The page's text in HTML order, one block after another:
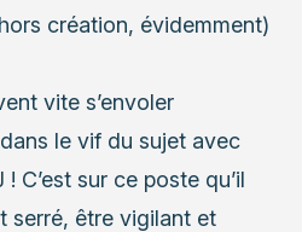
création, évidemment)
vite s’envoler
le vif du sujet avec
! C’est sur ce poste qu’il
serré, être vigilant et